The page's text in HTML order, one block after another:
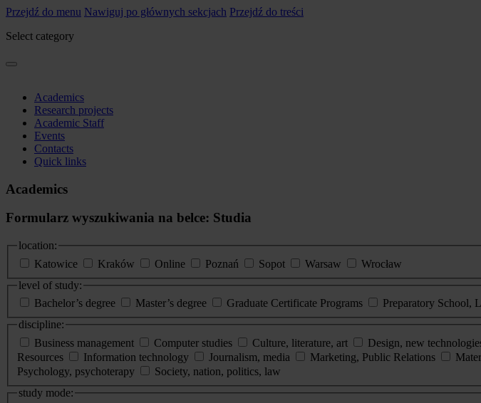
Przejdź do menu Nawiguj po głównych sekcjach Przejdź do treści
Select category
Academics
Research projects
Academic Staff
Events
Contacts
Quick links
Academics
Formularz wyszukiwania na belce: Studia
location:
Katowice
Kraków Online Poznań Sopot Warsaw
Wrocław
level of study:
Bachelor’s degree
Master’s degree Graduate Certificate Programs Preparatory School,
discipline:
Business management
Computer studies Culture, literature, art Design, new
Resources
Information technology Journalism, media Marketing, Public Relations
Psychology, psychoterapy
Society, nation, politics, law
study mode: